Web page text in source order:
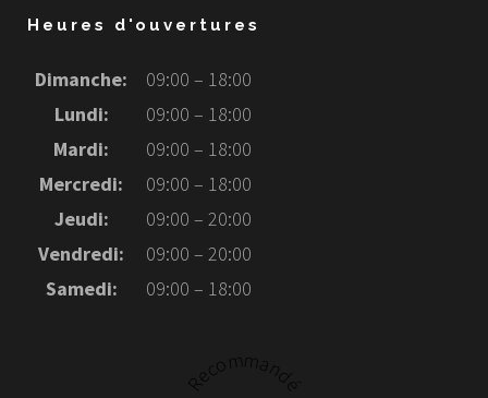
Heures d'ouvertures
Dimanche:
09:00 – 18:00
Lundi:
09:00 – 18:00
Mardi:
09:00 – 18:00
Mercredi:
09:00 – 18:00
Jeudi:
09:00 – 20:00
Vendredi:
09:00 – 20:00
Samedi:
09:00 – 18:00
Recommandé